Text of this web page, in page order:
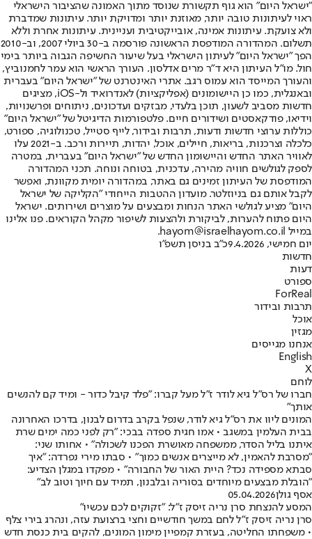
"ישראל היום" הוא גוף תקשורת שנוסד מתוך האמונה שהציבור הישראלי
ראוי לעיתונות טובה יותר, מאוזנת יותר ומדויקת יותר. עיתונות שמדברת
ולא צועקת. עיתונות אמינה, אובייקטיבית ועניינית. עיתונות אחרת וללא
תשלום. המהדורה המודפסת הראשונה פורסמה ב-30 ביולי 2007, וב-2010
הפך "ישראל היום" לעיתון הישראלי בעל שיעור החשיפה הגבוה ביותר בימי
חול. מו"ל העיתון היא ד"ר מרים אדלסון. העורך הראשי הוא עמר לחמנוביץ,
והעורך המייסד הוא עמוס רגב. אתרי האינטרנט של "ישראל היום" בעברית
ובאנגלית, כמו כן היישומונים (אפליקציות) לאנדרואיד ול-iOS, מציגים
חדשות מסביב לשעון, תוכן בלעדי, מבזקים ועדכונים, ניתוחים ופרשנויות,
וידיאו, פודקאסטים ושידורים חיים. פלטפורמות הדיגיטל של "ישראל היום"
כוללות ערוצי חדשות ודעות, תרבות ובידור, לייף סטייל, טכנולוגיה, ספורט,
כלכלה וצרכנות, בריאות, חיילים, אוכל, יהדות, תיירות ורכב. ב-2021 עלו
לאוויר האתר החדש והיישומון החדש של "ישראל היום" בעברית, במטרה
לספק לגולשים חוויה מהירה, עדכנית, בטוחה ונוחה. תכני המהדורה
המודפסת של העיתון זמינים גם באתר, במהדורה יומית מקוונת, ואפשר
לקבל אותם גם בניוזלטר. מועדון ההטבות הייחודי "הקליקה של ישראל
היום" מציע לגולשי האתר הנחות ומבצעים על מוצרים ושירותים. ישראל
היום פתוח להערות, לביקורת ולהצעות לשיפור מקהל הקוראים. פנו אלינו
במייל hayom@israelhayom.co.il.
יום חמישי, 9.4.2026
כ"ב בניסן תשפ"ו
חדשות
דעות
ספורט
ForReal
תרבות ובידור
אוכל
מגזין
אנחנו מגייסים
English
X
לוחם
חברו של רס"ל גיא לודר ז"ל מעל קברו: "פלד קיבל כדור - ומיד קם להנשים
אותך"
המונים ליוו את רס"ל גיא לודר, שנפל בקרב בדרום לבנון, בדרכו האחרונה
בבית העלמין במשגב • אמו חגית ספדה בבכי: "רק לפני כמה ימים שרת
איתנו בליל הסדר, ממשפחה מאושרת הפכנו לשכולה" • אחותו שני:
"מסרבת להאמין, לא מייצרים אנשים כמוך" • סבתו מירי נפרדה: "איך
סבתא מספידה נכד? היית האור של החבורה" • מפקדו במגלן הצדיע:
"הובלת מבצעים מיוחדים בסוריה ובלבנון, תמיד עם חיוך וטוב לב"
אסף גולן05.04.2026
המסע להנצחת סרן נריה זיסק ז"ל: "זקוקים לכם עכשיו"
סרן נריה זיסק ז"ל לחם במשך חודשיים וחצי ברצועת עזה, ונהרג בירי צלף
• משפחתו החליטה, בעזרת קמפיין מימון המונים, להקים בית כנסת חדש